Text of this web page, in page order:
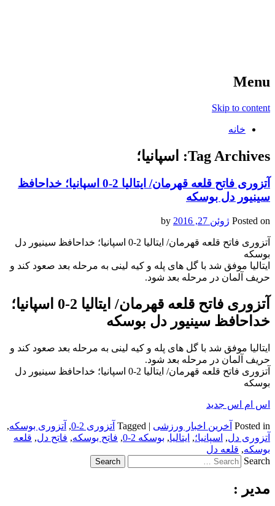
Menu
Skip to content
خانه
Tag Archives: اسپانیا؛
آتزوری فاتح قلعه قهرمان/ ایتالیا 2-0 اسپانیا؛ خداحافظ
سینیور دل بوسکه
Posted on ژوئن 27, 2016
آتزوری فاتح قلعه قهرمان/ ایتالیا 2-0 اسپانیا؛ خداحافظ سینیور دل
بوسکه
ایتالیا موفق شد با گل های پله و کیه لینی به مرحله بعد صعود کند و
حریف آلمان در مرحله بعد شود.
آتزوری فاتح قلعه قهرمان/ ایتالیا 2-0 اسپانیا؛
خداحافظ سینیور دل بوسکه
ایتالیا موفق شد با گل های پله و کیه لینی به مرحله بعد صعود کند و
حریف آلمان در مرحله بعد شود.
آتزوری فاتح قلعه قهرمان/ ایتالیا 2-0 اسپانیا؛ خداحافظ سینیور دل
بوسکه
اس ام اس جدید
Posted in آخرین اخبار ورزشی |
Tagged آتزوری 2-0 , آتزوری بوسکه,
آتزوری دل, اسپانیا؛, ایتالیا, بوسکه 2-0 , فاتح بوسکه, فاتح دل, قلعه
بوسکه, قلعه دل
Search
مدیر :